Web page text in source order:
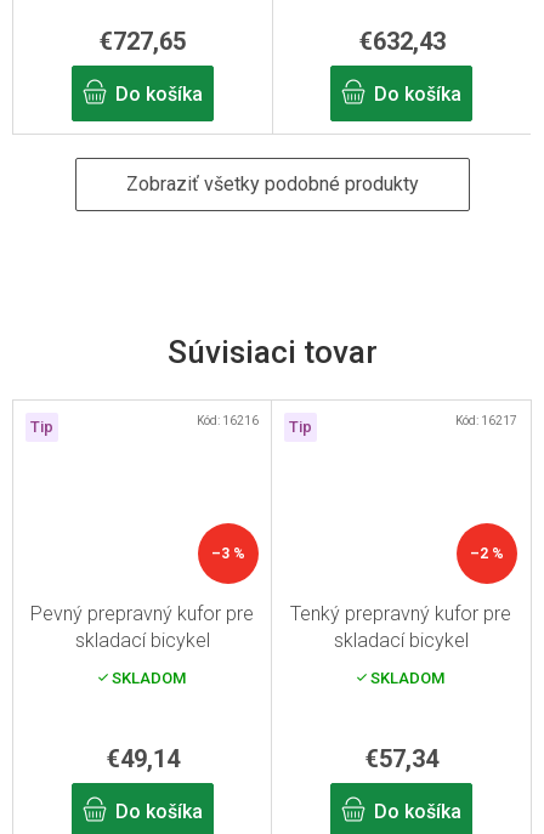
Súvisiaci tovar
Tip
–3 %
Pevný prepravný kufor pre
skladací bicykel
SKLADOM
€49,14
Do košíka
Kód: 16216 Tip
–2 %
Tenký prepravný kufor pre
skladací bicykel
SKLADOM
€57,34
Do košíka
Kód: 16217
€727,65
Do košíka
€632,43
Do košíka
Zobraziť všetky podobné produkty